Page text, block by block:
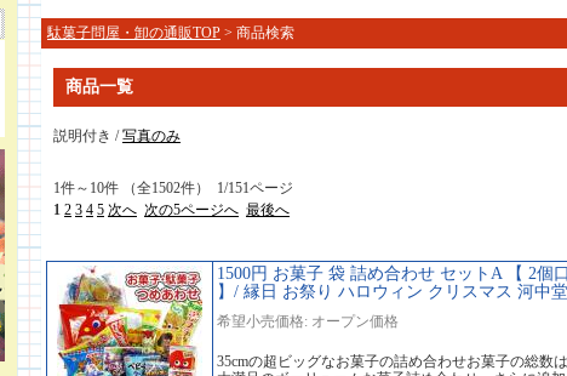
駄菓子問屋・卸の通販TOP > 商品検索
商品一覧
説明付き /写真のみ
1件～10件 （全1502件） 1/151ページ
1 2 3 4 5 次へ 次の5ページへ 最後へ
1500円 お菓子 袋 詰め合わせ セットA 【 2個
】/ 縁日 お祭り ハロウィン クリスマス 河中堂
希望小売価格: オープン価格
35cmの超ビッグなお菓子の詰め合わせお菓子の総数